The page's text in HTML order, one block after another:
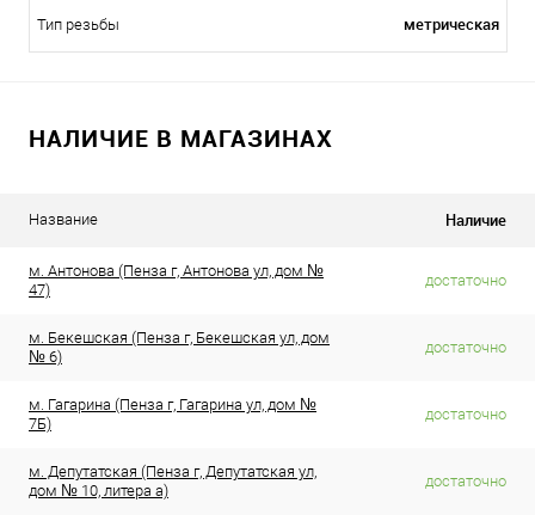
Тип резьбы метрическая
НАЛИЧИЕ В МАГАЗИНАХ
Название Наличие
м. Антонова (Пенза г, Антонова ул, дом №
47)
достаточно
м. Бекешская (Пенза г, Бекешская ул, дом
№ 6)
достаточно
м. Гагарина (Пенза г, Гагарина ул, дом №
7Б)
достаточно
м. Депутатская (Пенза г, Депутатская ул,
дом № 10, литера а)
достаточно